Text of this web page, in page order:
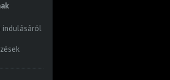
indulásáról